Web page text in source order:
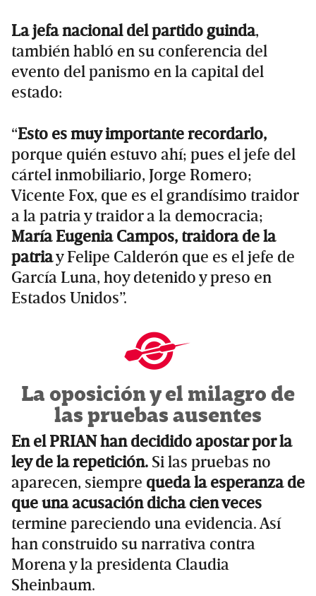
La jefa nacional del partido guinda,
también habló en su conferencia del
evento del panismo en la capital del
estado:
“Esto es muy importante recordarlo,
porque quién estuvo ahí; pues el jefe del
cártel inmobiliario, Jorge Romero;
Vicente Fox, que es el grandísimo traidor
a la patria y traidor a la democracia;
María Eugenia Campos, traidora de la
patriay Felipe Calderón que es el jefe de
García Luna, hoy detenido y preso en
Estados Unidos”.
La oposición y el milagro de
las pruebas ausentes
En el PRIAN han decidido apostar por la
ley de la repetición. Si las pruebas no
aparecen, siempre queda la esperanza de
que una acusación dicha cien veces
termine pareciendo una evidencia. Así
han construido su narrativa contra
Morena y la presidenta Claudia
Sheinbaum.